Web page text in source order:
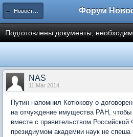
← Новости рынка недвижимости
Подготовлены документы,
NAS
11 Mar 2014
Путин напомнил Котюкову о
на отчуждение имущества РАН,
вместе с правительством Российской
президиумом академии наук не спеша